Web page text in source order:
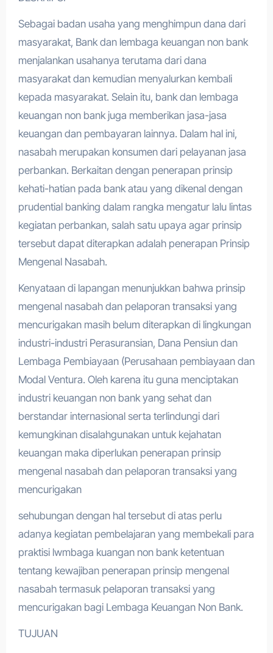
Sebagai badan usaha yang menghimpun dana dari
masyarakat, Bank dan lembaga keuangan non bank
menjalankan usahanya terutama dari dana
masyarakat dan kemudian menyalurkan kembali
kepada masyarakat. Selain itu, bank dan lembaga
keuangan non bank juga memberikan jasa-jasa
keuangan dan pembayaran lainnya. Dalam hal ini,
nasabah merupakan konsumen dari pelayanan jasa
perbankan. Berkaitan dengan penerapan prinsip
kehati-hatian pada bank atau yang dikenal dengan
prudential banking dalam rangka mengatur lalu lintas
kegiatan perbankan, salah satu upaya agar prinsip
tersebut dapat diterapkan adalah penerapan Prinsip
Mengenal Nasabah.
Kenyataan di lapangan menunjukkan bahwa prinsip
mengenal nasabah dan pelaporan transaksi yang
mencurigakan masih belum diterapkan di lingkungan
industri-industri Perasuransian, Dana Pensiun dan
Lembaga Pembiayaan (Perusahaan pembiayaan dan
Modal Ventura. Oleh karena itu guna menciptakan
industri keuangan non bank yang sehat dan
berstandar internasional serta terlindungi dari
kemungkinan disalahgunakan untuk kejahatan
keuangan maka diperlukan penerapan prinsip
mengenal nasabah dan pelaporan transaksi yang
mencurigakan
sehubungan dengan hal tersebut di atas perlu
adanya kegiatan pembelajaran yang membekali para
praktisi lwmbaga kuangan non bank ketentuan
tentang kewajiban penerapan prinsip mengenal
nasabah termasuk pelaporan transaksi yang
mencurigakan bagi Lembaga Keuangan Non Bank.
TUJUAN